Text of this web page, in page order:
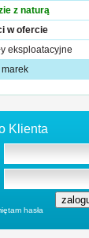
z naturą
w ofercie
eksploatacyjne
marek
Klienta
hasła